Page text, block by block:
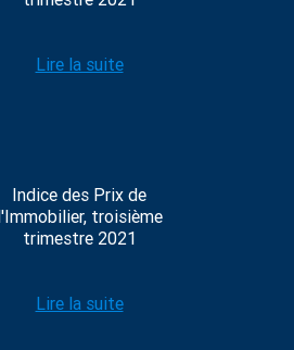
Lire la suite
Indice des Prix de
l'Immobilier, troisième
trimestre 2021
Lire la suite